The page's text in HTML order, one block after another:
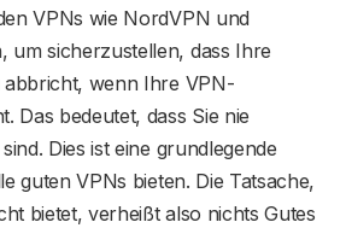
VPNs wie NordVPN und
um sicherzustellen, dass Ihre
wenn Ihre VPN-
Das bedeutet, dass Sie nie
Dies ist eine grundlegende
guten VPNs bieten. Die Tatsache,
bietet, verheißt also nichts Gutes